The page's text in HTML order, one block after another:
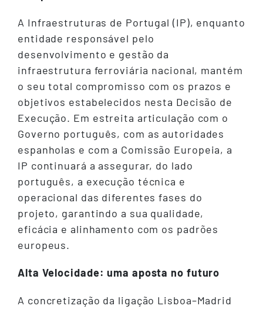
A Infraestruturas de Portugal (IP), enquanto
entidade responsável pelo
desenvolvimento e gestão da
infraestrutura ferroviária nacional, mantém
o seu total compromisso com os prazos e
objetivos estabelecidos nesta Decisão de
Execução. Em estreita articulação com o
Governo português, com as autoridades
espanholas e com a Comissão Europeia, a
IP continuará a assegurar, do lado
português, a execução técnica e
operacional das diferentes fases do
projeto, garantindo a sua qualidade,
eficácia e alinhamento com os padrões
europeus.
Alta Velocidade: uma aposta no futuro
A concretização da ligação Lisboa–Madrid